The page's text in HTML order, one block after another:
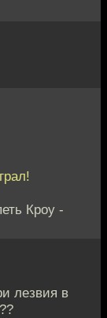
Кроу -
лезвия в